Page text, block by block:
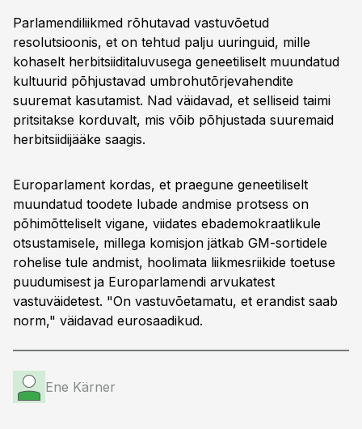
Parlamendiliikmed rõhutavad vastuvõetud
resolutsioonis, et on tehtud palju uuringuid, mille
kohaselt herbitsiiditaluvusega geneetiliselt muundatud
kultuurid põhjustavad umbrohutõrjevahendite
suuremat kasutamist. Nad väidavad, et selliseid taimi
pritsitakse korduvalt, mis võib põhjustada suuremaid
herbitsiidijääke saagis.
Europarlament kordas, et praegune geneetiliselt
muundatud toodete lubade andmise protsess on
põhimõtteliselt vigane, viidates ebademokraatlikule
otsustamisele, millega komisjon jätkab GM-sortidele
rohelise tule andmist, hoolimata liikmesriikide toetuse
puudumisest ja Europarlamendi arvukatest
vastuväidetest. "On vastuvõetamatu, et erandist saab
norm," väidavad eurosaadikud.
Ene Kärner